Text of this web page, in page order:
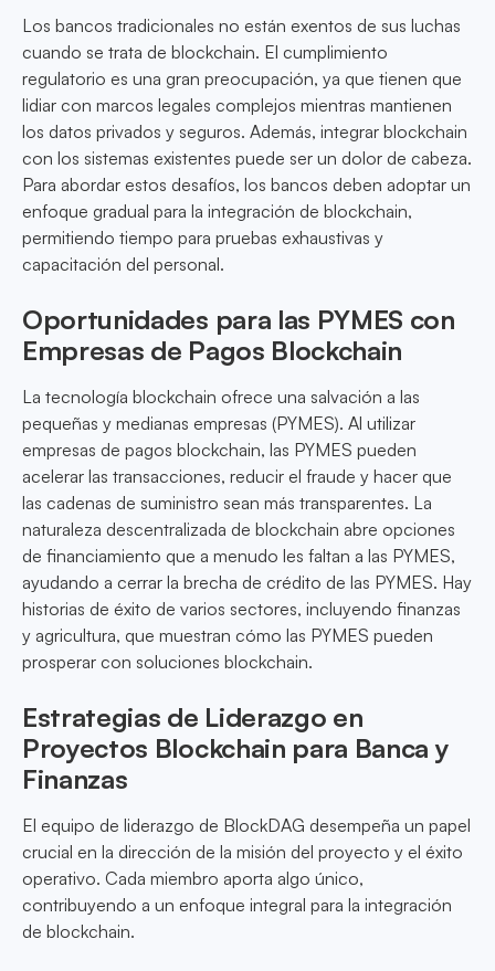
Los bancos tradicionales no están exentos de sus luchas
cuando se trata de blockchain. El cumplimiento
regulatorio es una gran preocupación, ya que tienen que
lidiar con marcos legales complejos mientras mantienen
los datos privados y seguros. Además, integrar blockchain
con los sistemas existentes puede ser un dolor de cabeza.
Para abordar estos desafíos, los bancos deben adoptar un
enfoque gradual para la integración de blockchain,
permitiendo tiempo para pruebas exhaustivas y
capacitación del personal.
Oportunidades para las PYMES con
Empresas de Pagos Blockchain
La tecnología blockchain ofrece una salvación a las
pequeñas y medianas empresas (PYMES). Al utilizar
empresas de pagos blockchain, las PYMES pueden
acelerar las transacciones, reducir el fraude y hacer que
las cadenas de suministro sean más transparentes. La
naturaleza descentralizada de blockchain abre opciones
de financiamiento que a menudo les faltan a las PYMES,
ayudando a cerrar la brecha de crédito de las PYMES. Hay
historias de éxito de varios sectores, incluyendo finanzas
y agricultura, que muestran cómo las PYMES pueden
prosperar con soluciones blockchain.
Estrategias de Liderazgo en
Proyectos Blockchain para Banca y
Finanzas
El equipo de liderazgo de BlockDAG desempeña un papel
crucial en la dirección de la misión del proyecto y el éxito
operativo. Cada miembro aporta algo único,
contribuyendo a un enfoque integral para la integración
de blockchain.